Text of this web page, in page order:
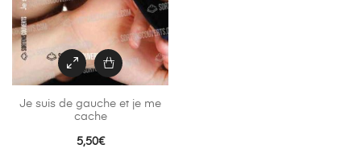
Je suis de gauche et je me
cache
5,50€